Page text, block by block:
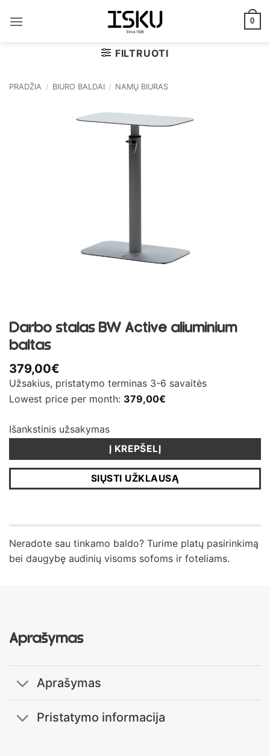
0
FILTRUOTI
PRADŽIA / BIURO BALDAI / NAMŲ BIURAS
Darbo stalas BW Active aliuminium
baltas
379,00€
Užsakius, pristatymo terminas 3-6 savaitės
Lowest price per month: 379,00€
Išankstinis užsakymas
Į KREPŠELĮ
SIŲSTI UŽKLAUSĄ
Neradote sau tinkamo baldo? Turime platų pasirinkimą
bei daugybę audinių visoms sofoms ir foteliams.
Aprašymas
Aprašymas
Pristatymo informacija